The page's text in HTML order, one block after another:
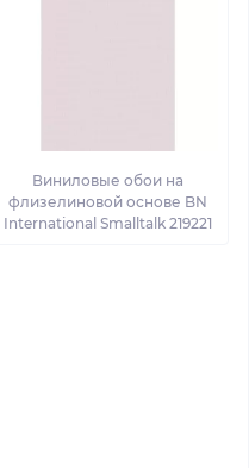
Виниловые обои на
флизелиновой основе BN
International Smalltalk 219221